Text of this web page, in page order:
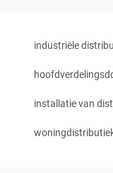
industriële
installatie van